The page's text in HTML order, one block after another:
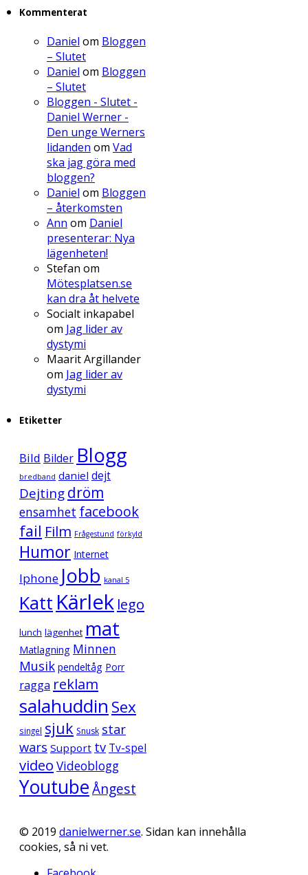
Kommenterat
Daniel om Bloggen
– Slutet
Daniel om Bloggen
– Slutet
Bloggen - Slutet -
Daniel Werner -
Den unge Werners
lidanden om Vad
ska jag göra med
bloggen?
Daniel om Bloggen
– återkomsten
Ann om Daniel
presenterar: Nya
lägenheten!
Stefan om
Mötesplatsen.se
kan dra åt helvete
Socialt inkapabel
om Jag lider av
dystymi
Maarit Argillander
om Jag lider av
dystymi
Etiketter
Bild Bilder Blogg
bredband daniel dejt
Dejtingdröm
ensamhet facebook
fail Film Frågestund förkyld
Humor Internet
Iphone Jobb kanal 5
Katt Kärlek lego
lunch lägenhet mat
Matlagning Minnen
Musik pendeltåg Porr
ragga reklam
salahuddin Sex
singel sjuk Snusk star
wars Support tv Tv-spel
video Videoblogg
YoutubeÅngest
© 2019 danielwerner.se. Sidan kan innehålla
cookies, så ni vet.